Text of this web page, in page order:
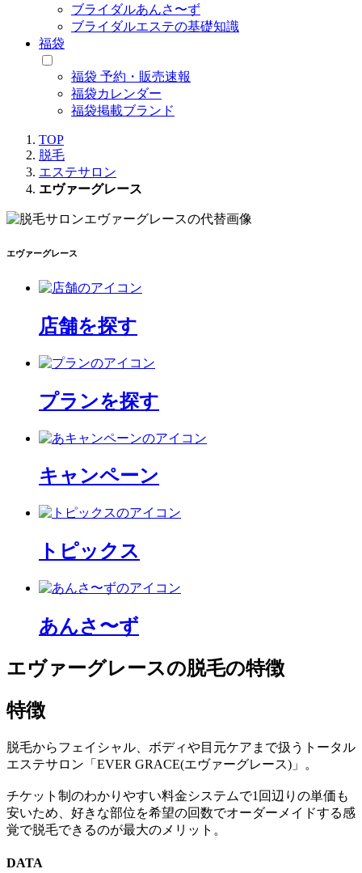
ブライダルあんさ〜ず
ブライダルエステの基礎知識
福袋
福袋 予約・販売速報
福袋カレンダー
福袋掲載ブランド
TOP
脱毛
エステサロン
エヴァーグレース
エヴァーグレース
店舗を探す
プランを探す
キャンペーン
トピックス
あんさ〜ず
エヴァーグレースの脱毛の特徴
特徴
脱毛からフェイシャル、ボディや目元ケアまで扱うトータル
エステサロン「EVER GRACE(エヴァーグレース)」。
チケット制のわかりやすい料金システムで1回辺りの単価も
安いため、好きな部位を希望の回数でオーダーメイドする感
覚で脱毛できるのが最大のメリット。
DATA